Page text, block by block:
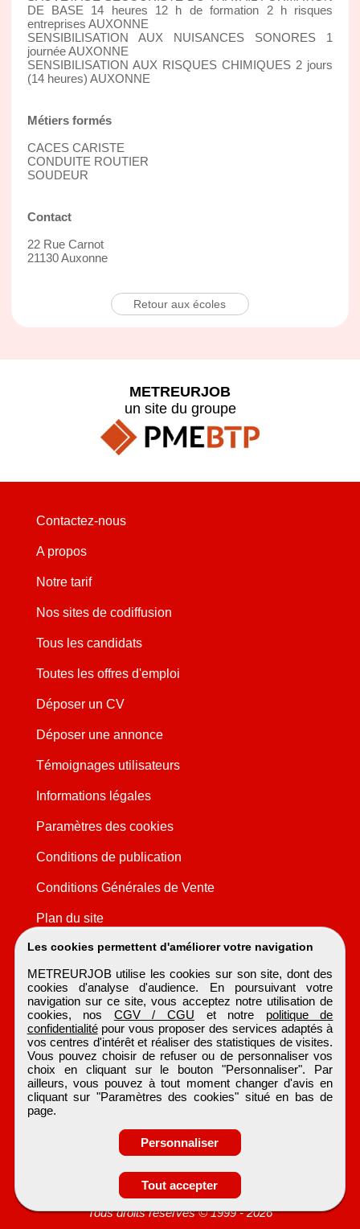
DE BASE 14 heures 12 h de formation 2 h risques
entreprises AUXONNE
SENSIBILISATION AUX NUISANCES SONORES 1
journée AUXONNE
SENSIBILISATION AUX RISQUES CHIMIQUES 2 jours
(14 heures) AUXONNE
Métiers formés
CACES CARISTE
CONDUITE ROUTIER
SOUDEUR
Contact
22 Rue Carnot
21130 Auxonne
Retour aux écoles
Les cookies permettent d'améliorer votre navigation
METREURJOB utilise les cookies sur son site, dont des
cookies d'analyse d'audience. En poursuivant votre
navigation sur ce site, vous acceptez notre utilisation de
cookies, nos CGV / CGU et notre politique de
confidentialitépour vous proposer des services adaptés à
vos centres d'intérêt et réaliser des statistiques de visites.
Vous pouvez choisir de refuser ou de personnaliser vos
choix en cliquant sur le bouton "Personnaliser". Par
ailleurs, vous pouvez à tout moment changer d'avis en
cliquant sur "Paramètres des cookies" situé en bas de
page.
Personnaliser
Tout accepter
METREURJOB
un site du groupe
Contactez-nous
A propos
Notre tarif
Nos sites de codiffusion
Tous les candidats
Toutes les offres d'emploi
Déposer un CV
Déposer une annonce
Témoignages utilisateurs
Informations légales
Paramètres des cookies
Conditions de publication
Conditions Générales de Vente
Plan du site
METREURJOB
Tous droits réservés © 1999 - 2026